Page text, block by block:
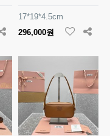
17*19*4.5cm
296,000원